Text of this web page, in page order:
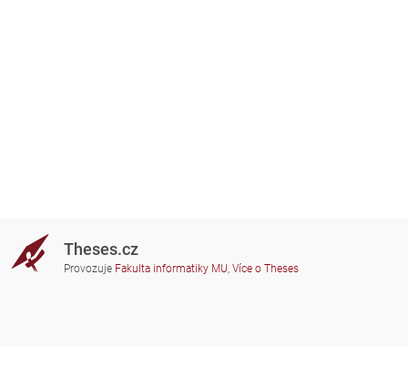
Theses.cz
Provozuje Fakulta informatiky MU, Více o Theses